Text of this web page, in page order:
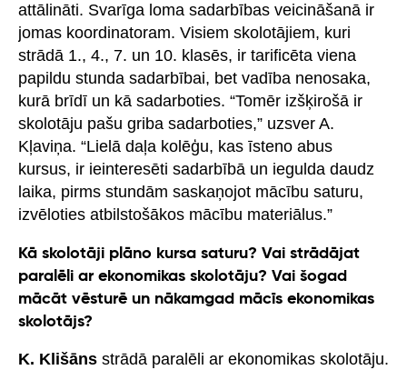
attālināti. Svarīga loma sadarbības veicināšanā ir
jomas koordinatoram. Visiem skolotājiem, kuri
strādā 1., 4., 7. un 10. klasēs, ir tarificēta viena
papildu stunda sadarbībai, bet vadība nenosaka,
kurā brīdī un kā sadarboties. “Tomēr izšķirošā ir
skolotāju pašu griba sadarboties,” uzsver A.
Kļaviņa. “Lielā daļa kolēģu, kas īsteno abus
kursus, ir ieinteresēti sadarbībā un iegulda daudz
laika, pirms stundām saskaņojot mācību saturu,
izvēloties atbilstošākos mācību materiālus.”
Kā skolotāji plāno kursa saturu? Vai strādājat
paralēli ar ekonomikas skolotāju? Vai šogad
mācāt vēsturē un nākamgad mācīs ekonomikas
skolotājs?
K. Klišāns strādā paralēli ar ekonomikas skolotāju.